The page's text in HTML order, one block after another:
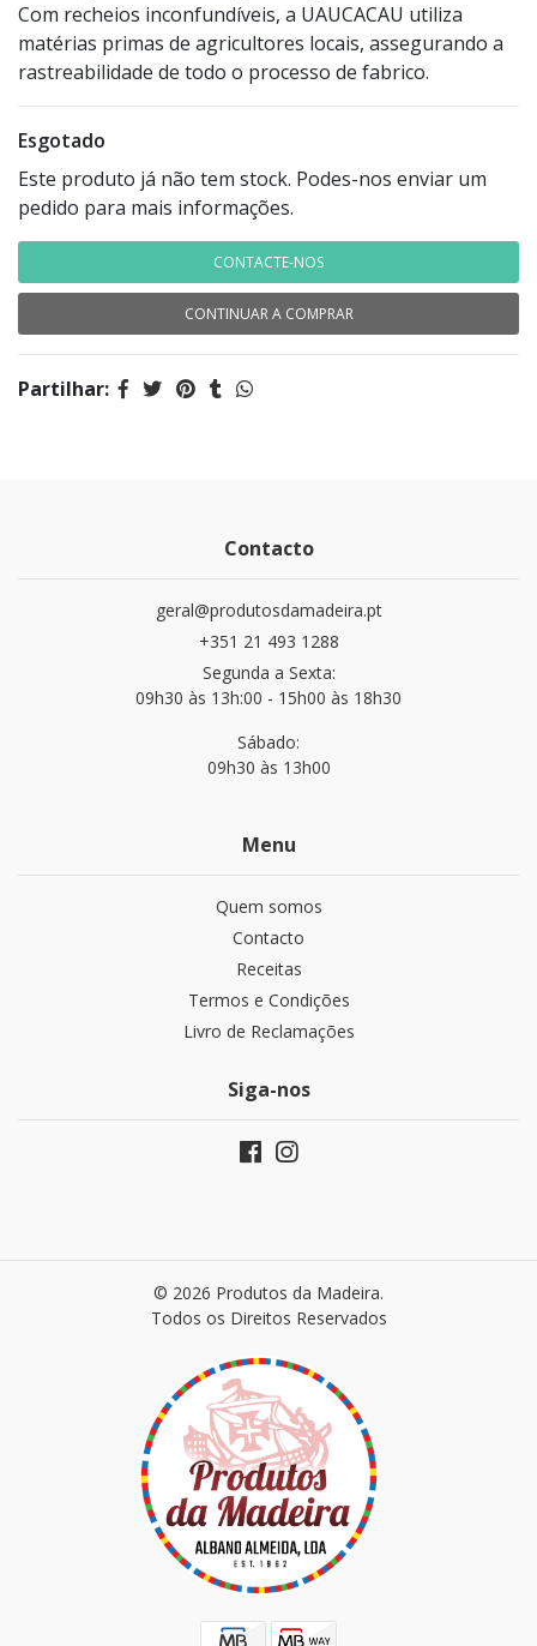
Com recheios inconfundíveis, a UAUCACAU utiliza
matérias primas de agricultores locais, assegurando a
rastreabilidade de todo o processo de fabrico.
Esgotado
Este produto já não tem stock. Podes-nos enviar um
pedido para mais informações.
CONTACTE-NOS
CONTINUAR A COMPRAR
Partilhar:
Contacto
geral@produtosdamadeira.pt
+351 21 493 1288
Segunda a Sexta:
09h30 às 13h:00 - 15h00 às 18h30
Sábado:
09h30 às 13h00
Menu
Quem somos
Contacto
Receitas
Termos e Condições
Livro de Reclamações
Siga-nos
© 2026 Produtos da Madeira.
Todos os Direitos Reservados